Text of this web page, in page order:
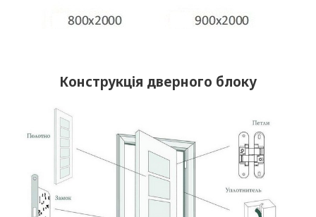
Конструкція дверного блоку